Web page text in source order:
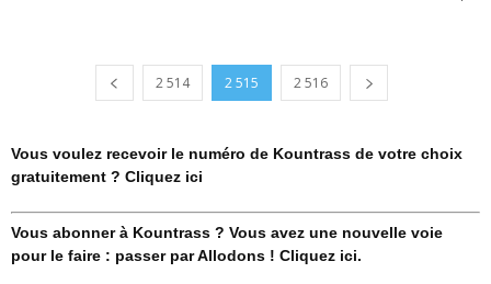
2 514 2 515 2 516
Vous voulez recevoir le numéro de Kountrass de votre choix
gratuitement ? Cliquez ici
Vous abonner à Kountrass ? Vous avez une nouvelle voie
pour le faire : passer par Allodons ! Cliquez ici.